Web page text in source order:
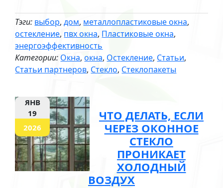
Тэги: выбор,дом, металлопластиковые окна,
остекление, пвх окна, Пластиковые окна,
энергоэффективность
Категории: Окна,окна, Остекление, Статьи,
Статьи партнеров, Стекло, Стеклопакеты
ЯНВ
19
2026
ЧТО ДЕЛАТЬ, ЕСЛИ
ЧЕРЕЗ ОКОННОЕ
СТЕКЛО
ПРОНИКАЕТ
ХОЛОДНЫЙ
ВОЗДУХ